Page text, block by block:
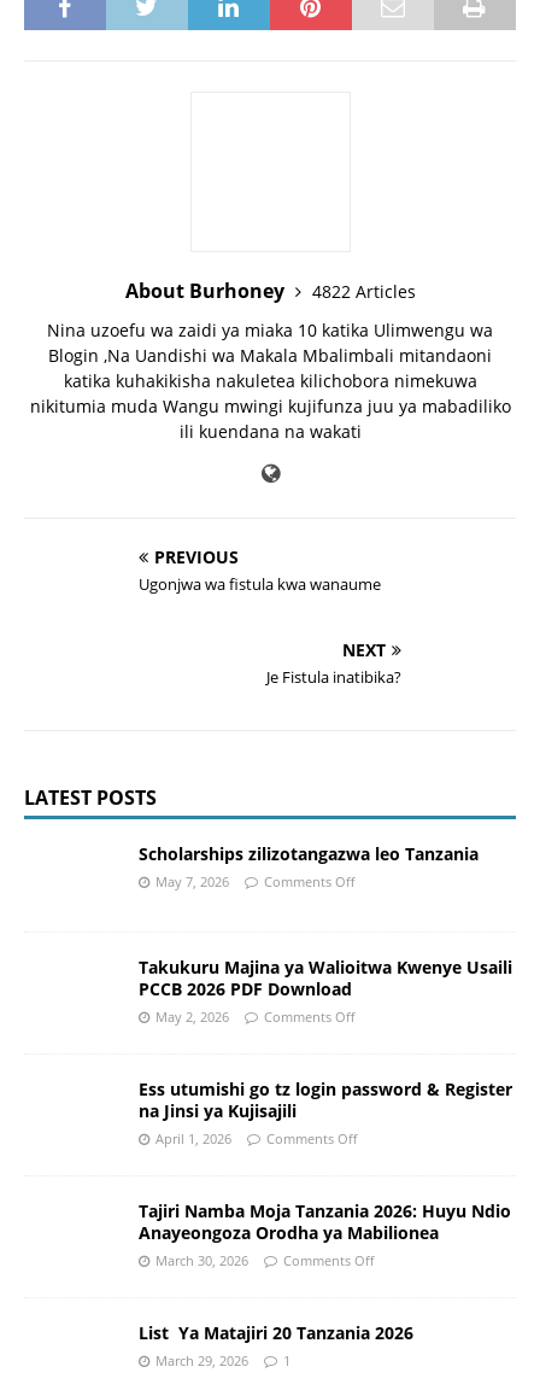
About Burhoney
4822 Articles
Nina uzoefu wa zaidi ya miaka 10 katika Ulimwengu wa
Blogin ,Na Uandishi wa Makala Mbalimbali mitandaoni
katika kuhakikisha nakuletea kilichobora nimekuwa
nikitumia muda Wangu mwingi kujifunza juu ya mabadiliko
ili kuendana na wakati
PREVIOUS
Ugonjwa wa fistula kwa wanaume
NEXT
Je Fistula inatibika?
LATEST POSTS
Scholarships zilizotangazwa leo Tanzania
May 7, 2026 Comments Off
Takukuru Majina ya Walioitwa Kwenye Usaili
PCCB 2026 PDF Download
May 2, 2026 Comments Off
Ess utumishi go tz login password & Register
na Jinsi ya Kujisajili
April 1, 2026 Comments Off
Tajiri Namba Moja Tanzania 2026: Huyu Ndio
Anayeongoza Orodha ya Mabilionea
March 30, 2026 Comments Off
List Ya Matajiri 20 Tanzania 2026
March 29, 2026 1